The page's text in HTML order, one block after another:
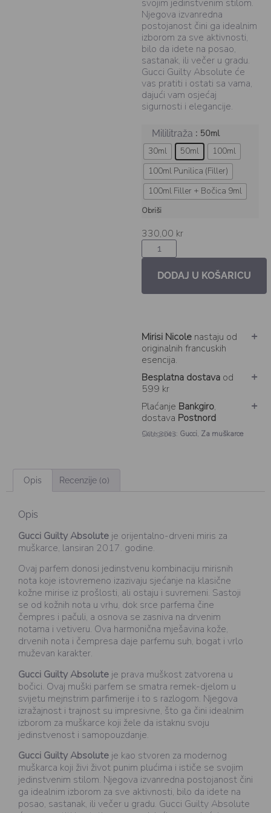
svojim jedinstvenim stilom.
Njegova izvanredna
postojanost čini ga idealnim
izborom za sve aktivnosti,
bilo da idete na posao,
sastanak, ili večer u gradu.
Gucci Guilty Absolute će
vas pratiti i ostati sa vama,
dajući vam osjećaj
sigurnosti i elegancije.
Mililitraža : 50ml
30ml 50ml
100ml
100ml Punilica (Filler)
100ml Filler + Bočica 9ml
Obriši
330,00 kr
DODAJ U KOŠARICU
Mirisi Nicole nastaju od
originalnih francuskih
esencija.
Besplatna dostava od
599 kr
Plaćanje Bankgiro,
dostava Postnord
SKU: 3043
Categories: Gucci, Za muškarce
Opis Recenzije (0)
Opis
Gucci Guilty Absolute je orijentalno-drveni miris za
muškarce, lansiran 2017. godine.
Ovaj parfem donosi jedinstvenu kombinaciju mirisnih
nota koje istovremeno izazivaju sjećanje na klasične
kožne mirise iz prošlosti, ali ostaju i suvremeni. Sastoji
se od kožnih nota u vrhu, dok srce parfema čine
čempres i pačuli, a osnova se zasniva na drvenim
notama i vetiveru. Ova harmonična mješavina kože,
drvenih nota i čempresa daje parfemu suh, bogat i vrlo
muževan karakter.
Gucci Guilty Absolute je prava muškost zatvorena u
bočici. Ovaj muški parfem se smatra remek-djelom u
svijetu mejnstrim parfimerije i to s razlogom. Njegova
izražajnost i trajnost su impresivne, što ga čini idealnim
izborom za muškarce koji žele da istaknu svoju
jedinstvenost i samopouzdanje.
Gucci Guilty Absolute je kao stvoren za modernog
muškarca koji živi život punim plućima i ističe se svojim
jedinstvenim stilom. Njegova izvanredna postojanost čini
ga idealnim izborom za sve aktivnosti, bilo da idete na
posao, sastanak, ili večer u gradu. Gucci Guilty Absolute